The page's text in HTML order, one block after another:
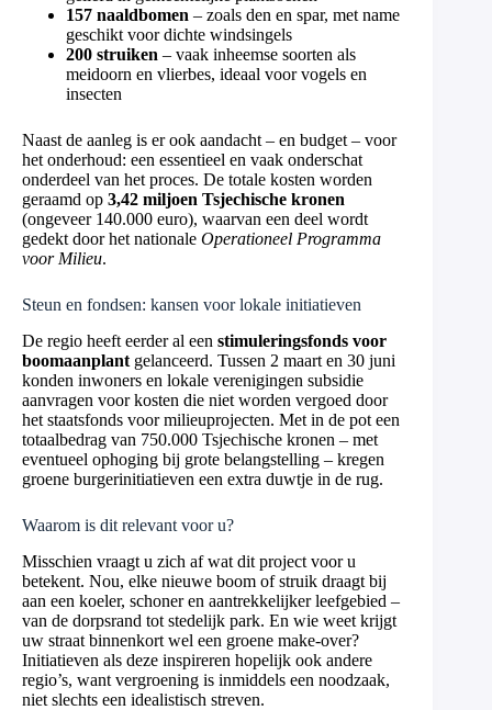
157 naaldbomen – zoals den en spar, met name
geschikt voor dichte windsingels
200 struiken – vaak inheemse soorten als
meidoorn en vlierbes, ideaal voor vogels en
insecten
Naast de aanleg is er ook aandacht – en budget – voor
het onderhoud: een essentieel en vaak onderschat
onderdeel van het proces. De totale kosten worden
geraamd op 3,42 miljoen Tsjechische kronen
(ongeveer 140.000 euro), waarvan een deel wordt
gedekt door het nationale Operationeel Programma
voor Milieu.
Steun en fondsen: kansen voor lokale initiatieven
De regio heeft eerder al een stimuleringsfonds voor
boomaanplant gelanceerd. Tussen 2 maart en 30 juni
konden inwoners en lokale verenigingen subsidie
aanvragen voor kosten die niet worden vergoed door
het staatsfonds voor milieuprojecten. Met in de pot een
totaalbedrag van 750.000 Tsjechische kronen – met
eventueel ophoging bij grote belangstelling – kregen
groene burgerinitiatieven een extra duwtje in de rug.
Waarom is dit relevant voor u?
Misschien vraagt u zich af wat dit project voor u
betekent. Nou, elke nieuwe boom of struik draagt bij
aan een koeler, schoner en aantrekkelijker leefgebied –
van de dorpsrand tot stedelijk park. En wie weet krijgt
uw straat binnenkort wel een groene make-over?
Initiatieven als deze inspireren hopelijk ook andere
regio’s, want vergroening is inmiddels een noodzaak,
niet slechts een idealistisch streven.